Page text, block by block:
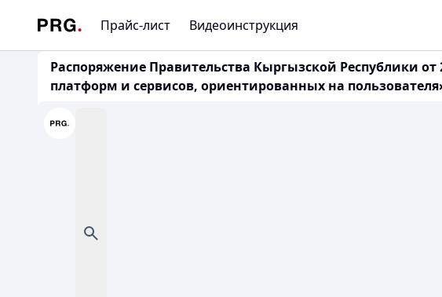
Прайс-лист Видеоинструкция
Распоряжение Правительства Кыргызской Республики
платформ и сервисов, ориентированных на